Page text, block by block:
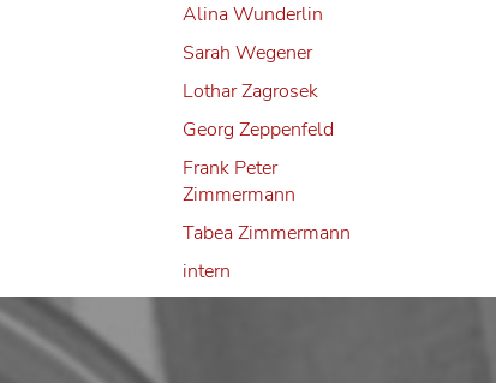
Alina Wunderlin
Sarah Wegener
Lothar Zagrosek
Georg Zeppenfeld
Frank Peter
Zimmermann
Tabea Zimmermann
intern